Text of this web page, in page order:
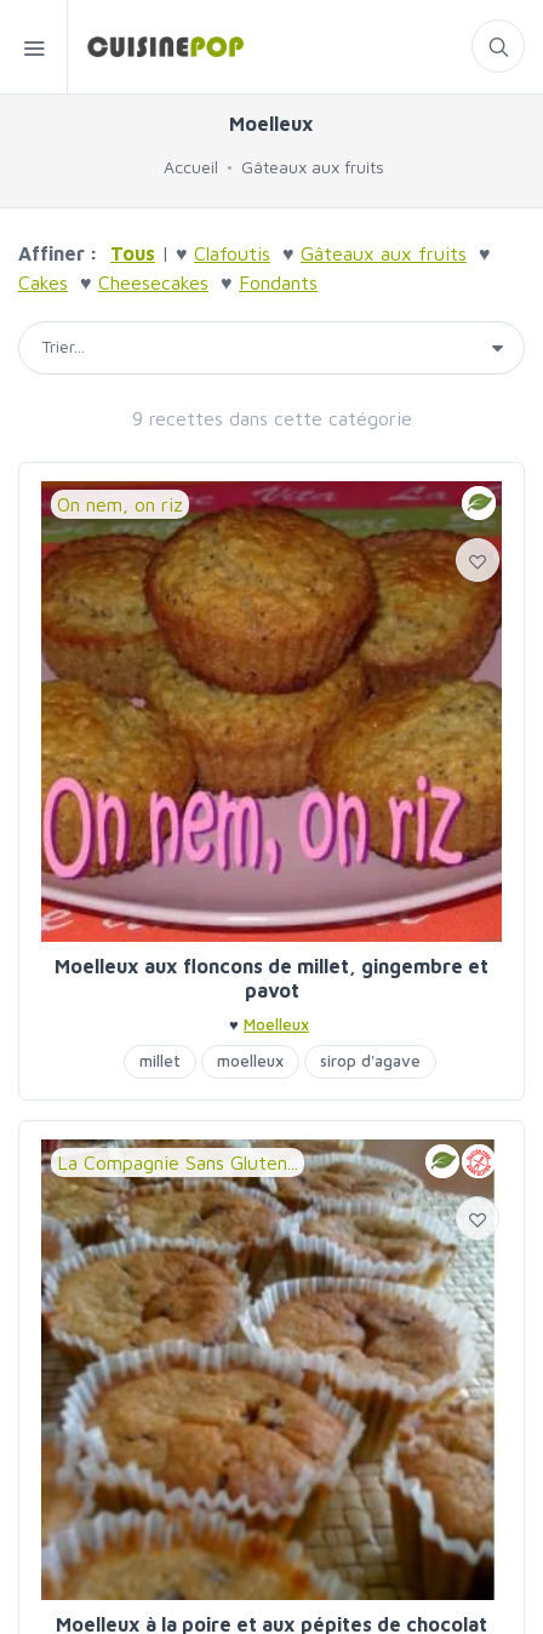
Moelleux
Accueil Gâteaux aux fruits
Affiner : Tous | ♥ Clafoutis ♥ Gâteaux aux fruits ♥
Cakes ♥ Cheesecakes ♥ Fondants
9 recettes dans cette catégorie
On nem, on riz
Moelleux aux floncons de millet, gingembre et
pavot
♥ Moelleux
millet
moelleux sirop d'agave
La Compagnie Sans Gluten...
Moelleux à la poire et aux pépites de chocolat